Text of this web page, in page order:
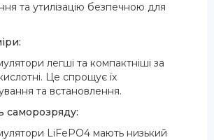
та утилізацію безпечною для
легші та компактніші за
Це спрощує їх
та встановлення.
саморозряду:
LiFePO4 мають низький